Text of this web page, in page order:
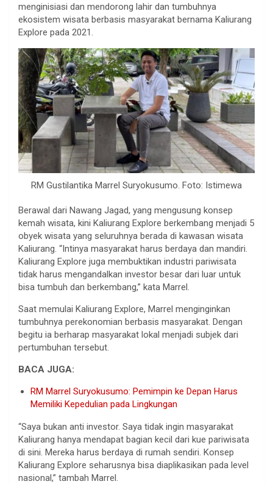
menginisiasi dan mendorong lahir dan tumbuhnya
ekosistem wisata berbasis masyarakat bernama Kaliurang
Explore pada 2021.
RM Gustilantika Marrel Suryokusumo. Foto: Istimewa
Berawal dari Nawang Jagad, yang mengusung konsep
kemah wisata, kini Kaliurang Explore berkembang menjadi 5
obyek wisata yang seluruhnya berada di kawasan wisata
Kaliurang. “Intinya masyarakat harus berdaya dan mandiri.
Kaliurang Explore juga membuktikan industri pariwisata
tidak harus mengandalkan investor besar dari luar untuk
bisa tumbuh dan berkembang,” kata Marrel.
Saat memulai Kaliurang Explore, Marrel menginginkan
tumbuhnya perekonomian berbasis masyarakat. Dengan
begitu ia berharap masyarakat lokal menjadi subjek dari
pertumbuhan tersebut.
BACA JUGA:
RM Marrel Suryokusumo: Pemimpin ke Depan Harus
Memiliki Kepedulian pada Lingkungan
“Saya bukan anti investor. Saya tidak ingin masyarakat
Kaliurang hanya mendapat bagian kecil dari kue pariwisata
di sini. Mereka harus berdaya di rumah sendiri. Konsep
Kaliurang Explore seharusnya bisa diaplikasikan pada level
nasional,” tambah Marrel.